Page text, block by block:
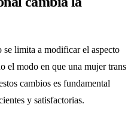
limita a modificar el aspecto
el modo en que una mujer trans
cambios es fundamental
y satisfactorias.